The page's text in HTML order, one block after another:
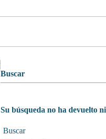
Buscar
Su búsqueda no ha devuelto
Buscar